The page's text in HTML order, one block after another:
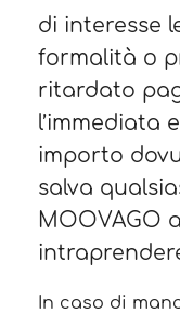
di interesse
formalità o
ritardato
l’immediata
importo
salva
MOOVAGO
In caso di